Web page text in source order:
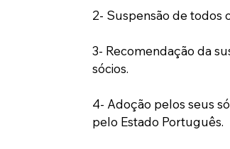
2- Suspensão de todos
3- Recomendação da
sócios.
4- Adoção pelos seus
pelo Estado Português.